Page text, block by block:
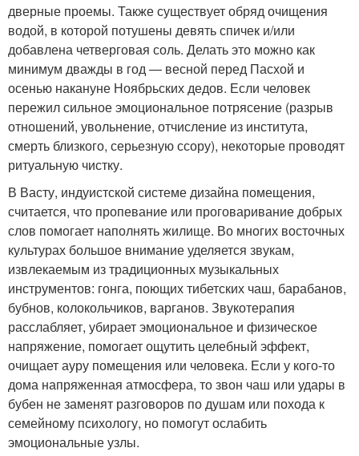
дверные проемы. Также существует обряд очищения
водой, в которой потушены девять спичек и/или
добавлена четверговая соль. Делать это можно как
минимум дважды в год — весной перед Пасхой и
осенью накануне Ноябрьских дедов. Если человек
пережил сильное эмоциональное потрясение (разрыв
отношений, увольнение, отчисление из института,
смерть близкого, серьезную ссору), некоторые проводят
ритуальную чистку.
В Васту, индуистской системе дизайна помещения,
считается, что пропевание или проговаривание добрых
слов помогает наполнять жилище. Во многих восточных
культурах большое внимание уделяется звукам,
извлекаемым из традиционных музыкальных
инструментов: гонга, поющих тибетских чаш, барабанов,
бубнов, колокольчиков, варганов. Звукотерапия
расслабляет, убирает эмоциональное и физическое
напряжение, помогает ощутить целебный эффект,
очищает ауру помещения или человека. Если у кого-то
дома напряженная атмосфера, то звон чаш или удары в
бубен не заменят разговоров по душам или похода к
семейному психологу, но помогут ослабить
эмоциональные узлы.